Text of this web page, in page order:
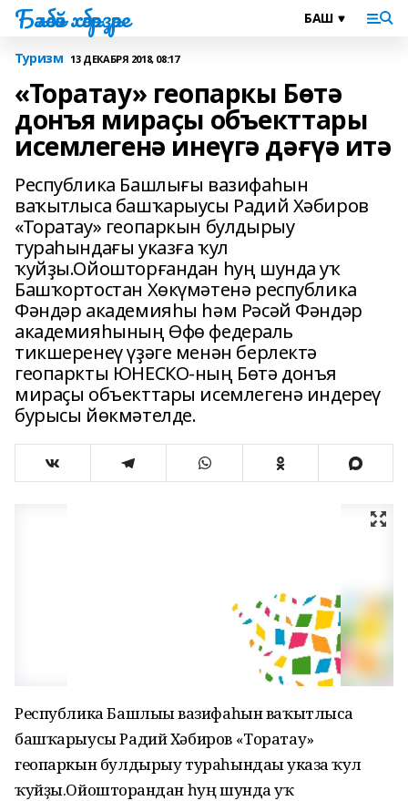
Бәләбәй хәбәрҙәре
Туризм 13 ДЕКАБРЯ 2018, 08:17
«Торатау» геопаркы Бөтә
донъя мираҫы объекттары
исемлегенә инеүгә дәғүә итә
Республика Башлығы вазифаһын
ваҡытлыса башҡарыусы Радий Хәбиров
«Торатау» геопаркын булдырыу
тураһындағы указға ҡул
ҡуйҙы.Ойошторғандан һуң шунда уҡ
Башҡортостан Хөкүмәтенә республика
Фәндәр академияһы һәм Рәсәй Фәндәр
академияһының Өфө федераль
тикшеренеү үҙәге менән берлектә
геопаркты ЮНЕСКО-ның Бөтә донъя
мираҫы объекттары исемлегенә индереү
бурысы йөкмәтелде.
Республика Башлығы вазифаһын ваҡытлыса
башҡарыусы Радий Хәбиров «Торатау»
геопаркын булдырыу тураһындағы указға ҡул
ҡуйҙы.Ойошторғандан һуң шунда уҡ